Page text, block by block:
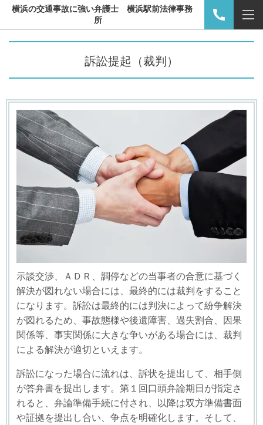
横浜の交通事故に強い弁護士 横浜駅前法律事務
所
訴訟提起（裁判）
示談交渉、ＡＤＲ、調停などの当事者の合意に基づく
解決が図れない場合には、最終的には裁判をすること
になります。訴訟は最終的には判決によって紛争解決
が図れるため、事故態様や後遺障害、過失割合、因果
関係等、事実関係に大きな争いがある場合には、裁判
による解決が適切といえます。
訴訟になった場合に流れは、訴状を提出して、相手側
が答弁書を提出します。第１回口頭弁論期日が指定さ
れると、弁論準備手続に付され、以降は双方準備書面
や証拠を提出し合い、争点を明確化します。そして、